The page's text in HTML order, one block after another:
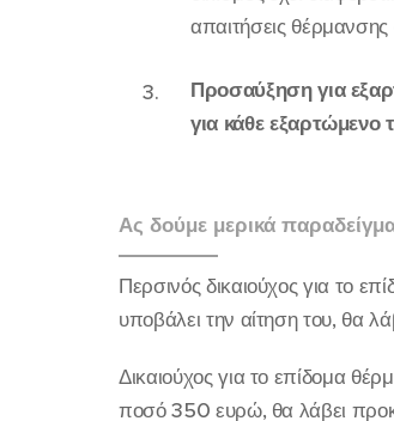
απαιτήσεις
Προσαύξηση για
για κάθε εξαρτώμενο
Ας δούμε μερικά
Περσινός δικαιούχος για το
υποβάλει την αίτηση του, θα
Δικαιούχος για το επίδομα
ποσό 350 ευρώ, θα λάβει